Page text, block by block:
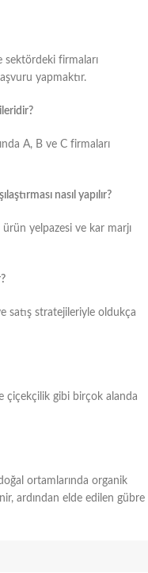
sektördeki firmaları
yapmaktır.
A, B ve C firmaları
nasıl yapılır?
yelpazesi ve kar marjı
satış stratejileriyle oldukça
çiçekçilik gibi birçok alanda
ortamlarında organik
ardından elde edilen gübre